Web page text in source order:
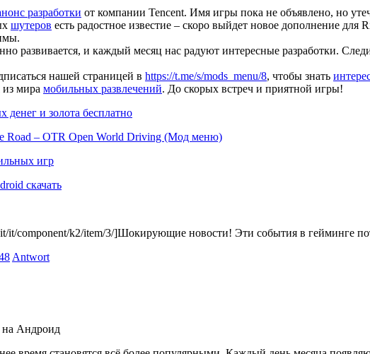
разработки от компании Tencent. Имя игры пока не объявлено, но
шутеров есть радостное известие – скоро выйдет новое дополнение для
развивается, и каждый месяц нас радуют интересные разработки.
нашей страницей в https://t.me/s/mods_menu/8, чтобы знать
из мира мобильных развлечений. До скорых встреч и приятной игры!
и золота бесплатно
Road – OTR Open World Driving (Мод меню)
игр
скачать
it/component/k2/item/3/]Шокирующие новости! Эти события в гейминге
Antwort
на Андроид